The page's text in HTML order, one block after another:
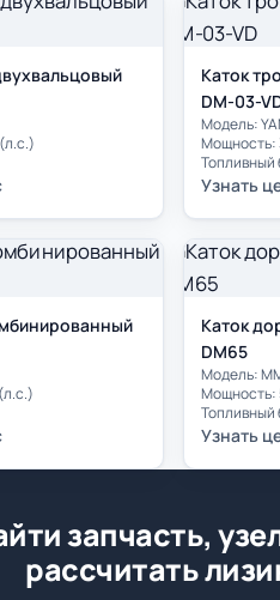
Каток
DM-03-
Модель:
Мощность:
Топливный
Узнать
Каток
DM65
Модель:
Мощность:
Топливный
Узнать
запчасть,
рассчитать